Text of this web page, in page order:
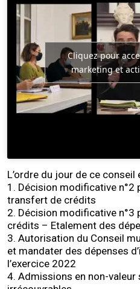
Cliquez pour
marketing et
L’ordre du jour de ce conseil
1. Décision modificative n°2
transfert de crédits
2. Décision modificative n°3
crédits – Etalement des
3. Autorisation du Conseil
et mandater des dépenses
l’exercice 2022
4. Admissions en non-valeur